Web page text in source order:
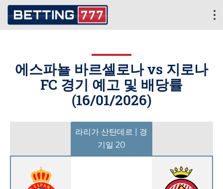
에스파뇰 바르셀로나 vs 지로나
FC 경기 예고 및 배당률
(16/01/2026)
라리가 산탄데르 | 경
기일 20